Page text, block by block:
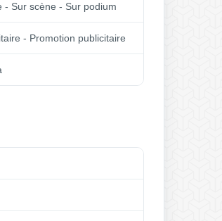
- Sur scène - Sur podium
- Promotion publicitaire